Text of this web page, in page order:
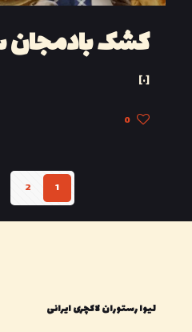
کشک بادمجان
[…]
0
1
2
لیوا رستوران لاکچری ایرانی